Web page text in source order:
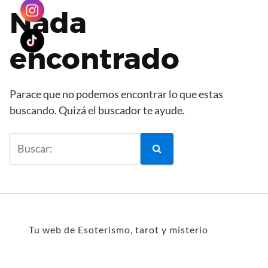
Nada
encontrado
Parace que no podemos encontrar lo que estas
buscando. Quizá el buscador te ayude.
Tu web de Esoterismo, tarot y misterio